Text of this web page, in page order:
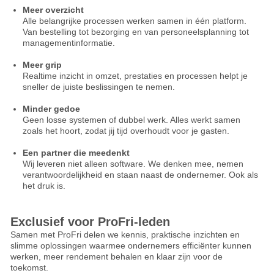
Meer overzicht
Alle belangrijke processen werken samen in één platform.
Van bestelling tot bezorging en van personeelsplanning tot
managementinformatie.
Meer grip
Realtime inzicht in omzet, prestaties en processen helpt je
sneller de juiste beslissingen te nemen.
Minder gedoe
Geen losse systemen of dubbel werk. Alles werkt samen
zoals het hoort, zodat jij tijd overhoudt voor je gasten.
Een partner die meedenkt
Wij leveren niet alleen software. We denken mee, nemen
verantwoordelijkheid en staan naast de ondernemer. Ook als
het druk is.
Exclusief voor ProFri-leden
Samen met ProFri delen we kennis, praktische inzichten en
slimme oplossingen waarmee ondernemers efficiënter kunnen
werken, meer rendement behalen en klaar zijn voor de
toekomst.